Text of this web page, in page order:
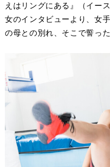
えはリングにある』（イー
女のインタビューより、女
の母との別れ、そこで誓っ